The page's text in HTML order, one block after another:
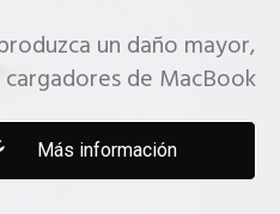
un daño mayor,
de MacBook
Más información